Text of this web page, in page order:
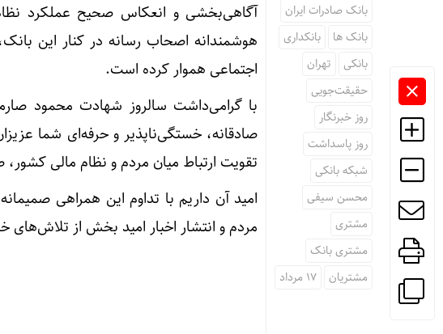
بانک صادرات ایران
بانک ها
بانکداری
بانکی
تهران
حقیقت‌جویی
روز خبرنگار
روز پاسداشت
شبکه بانکی
محسن سیفی
مشتری
مشتری بانک
مشتریان
۱۷ مرداد
آگاهی‌بخشی و انعکاس صحیح عملکرد
هوشمندانه اصحاب رسانه در کنار این
اجتماعی هموار کرده است.
با گرامی‌داشت سالروز شهادت محمود
صادقانه، خستگی‌ناپذیر و حرفه‌ای شما
تقویت ارتباط میان مردم و نظام مالی
امید آن داریم با تداوم این همراهی
مردم و انتشار اخبار امید بخش از